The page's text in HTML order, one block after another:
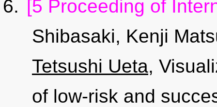
[5 Proceeding of
Shibasaki, Kenji
Tetsushi Ueta,
of low-risk and